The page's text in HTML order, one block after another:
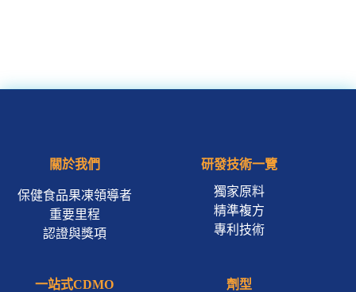
關於我們
保健食品果凍領導者
重要里程
認證與獎項
研發技術一覽
獨家原料
精準複方
專利技術
一站式CDMO
劑型